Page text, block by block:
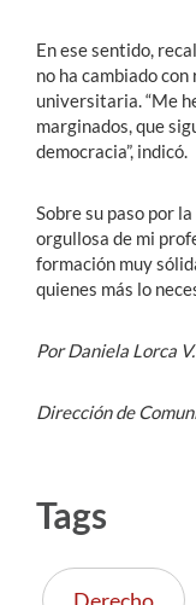
En ese sentido,
no ha cambiado
universitaria. “Me
marginados, que
democracia”, indicó.
Sobre su paso por
orgullosa de mi
formación muy
quienes más lo
Por Daniela Lorca V.
Dirección de
Tags
Derecho